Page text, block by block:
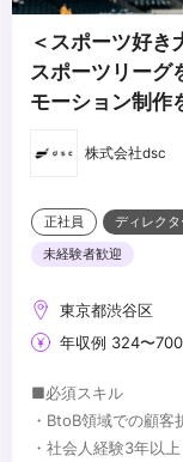
＜スポーツ好き
スポーツリーグ
モーション制作
株式会社dsc
正社員 ディレクタ
未経験者歓迎
東京都渋谷区
年収例 324〜
■必須スキル
・BtoB領域での顧客
・社会人経験3年以上